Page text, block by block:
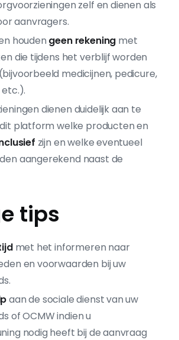
zelf en dienen als
aanvragers.
houden geen rekening met
die tijdens het verblijf worden
medicijnen, pedicure,
dienen duidelijk aan te
platform welke producten en
zijn en welke eventueel
aangerekend naast de
tips
met het informeren naar
en voorwaarden bij uw
aan de sociale dienst van uw
of OCMW indien u
nodig heeft bij de aanvraag